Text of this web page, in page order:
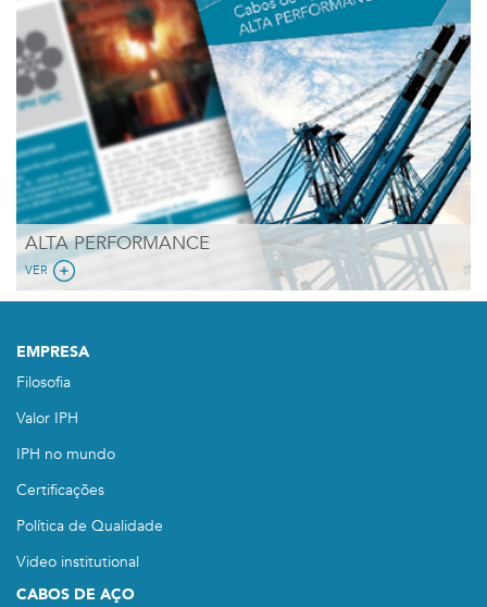
ALTA PERFORMANCE
VER
EMPRESA
Filosofia
Valor IPH
IPH no mundo
Certificações
Política de Qualidade
Video institutional
CABOS DE AÇO